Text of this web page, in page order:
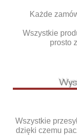
Każde
Wszystkie
prosto
Wszystkie
dzięki czemu